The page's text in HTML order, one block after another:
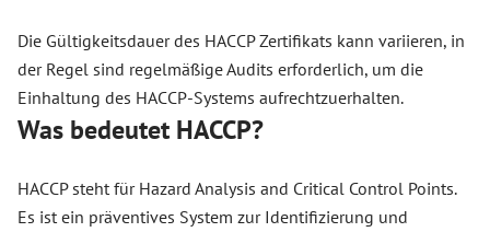
Was bedeutet HACCP?
HACCP steht für Hazard Analysis and Critical Control Points.
Es ist ein präventives System zur Identifizierung und
Die Gültigkeitsdauer des HACCP Zertifikats kann variieren, in
der Regel sind regelmäßige Audits erforderlich, um die
Einhaltung des HACCP-Systems aufrechtzuerhalten.